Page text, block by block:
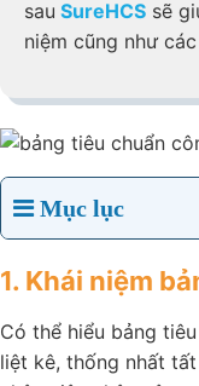
về khái niệm
Mục lục
1. Khái niệm
Có thể hiểu bảng